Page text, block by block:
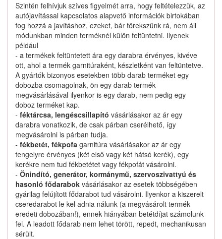
Szintén felhívjuk szíves figyelmét arra, hogy feltételezzük, az
autójavítással kapcsolatos alapvető információk birtokában
fog hozzá a javításhoz, ezeket, bár törekszünk rá, nem áll
módunkban minden terméknél külön feltüntetni. Ilyenek
például
- a termékek feltüntetett ára egy darabra érvényes, kivéve
ott, ahol a termék garnitúraként, készletként van feltüntetve.
A gyártók bizonyos esetekben több darab terméket egy
dobozba csomagolnak, ön egy darab termék
megvásárlásával ilyenkor is egy darab, nem pedig egy
doboz terméket kap.
- féktárcsa, lengéscsillapító vásárlásakor az ár egy
darabra vonatkozik, de csak párban cserélhető, így
megvásárolni is párban tudja.
- fékbetét, fékpofa garnitúra vásárlásakor az ár egy
tengelyre érvényes (két első vagy két hátsó kerék), egy
kerékre nem tud fékbetétet vagy fékpofát vásárolni.
- Önindító, generátor, kormánymű, szervoszivattyú és
hasonló fődarabok vásárlásakor az esetek többségében
gyárilag felújított fődarabot tud vásárolni. Ilyenkor a kiszerelt
cseredarabot le kel adnia nálunk (a megvásárolt termék
eredeti dobozában!), ennek hiányában betétdíjat számolunk
fel. A leadott fődarab nem lehet törött, repedt, mechanikusan
sérült.
Katalógusban nem szereplő termékek
Nagyítás
C